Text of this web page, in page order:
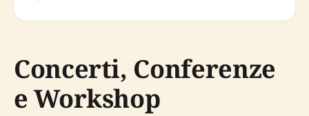
Concerti, Conferenze
e Workshop